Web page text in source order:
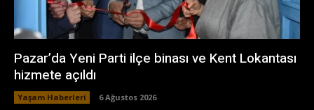
Pazar’da Yeni Parti ilçe binası ve Kent Lokantası
hizmete açıldı
Yaşam Haberleri 6 Ağustos 2026